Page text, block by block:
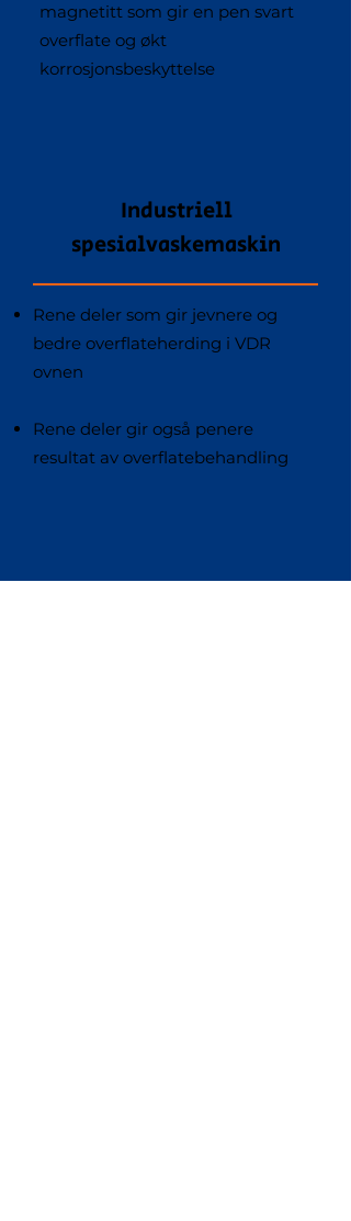
magnetitt som gir en pen svart
overflate og økt
korrosjonsbeskyttelse
Industriell
spesialvaskemaskin
Rene deler som gir jevnere og
bedre overflateherding i VDR
ovnen
Rene deler gir også penere
resultat av overflatebehandling